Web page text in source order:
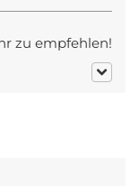
zu empfehlen!